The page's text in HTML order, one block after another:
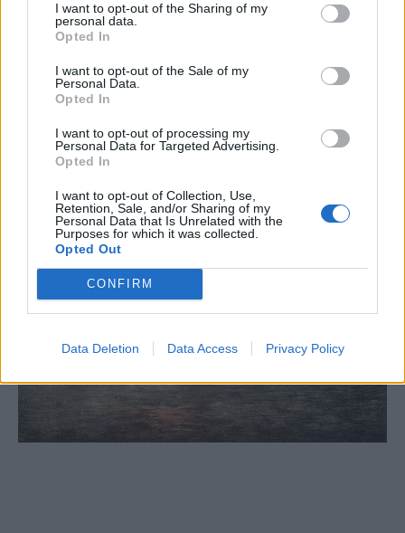
I want to opt-out of the Sharing of my
personal data.
Opted In
I want to opt-out of the Sale of my
Personal Data.
Opted In
I want to opt-out of processing my
Personal Data for Targeted Advertising.
Opted In
I want to opt-out of Collection, Use,
Retention, Sale, and/or Sharing of my
Personal Data that Is Unrelated with the
Purposes for which it was collected.
Opted Out
CONFIRM
Data Deletion Data Access Privacy Policy